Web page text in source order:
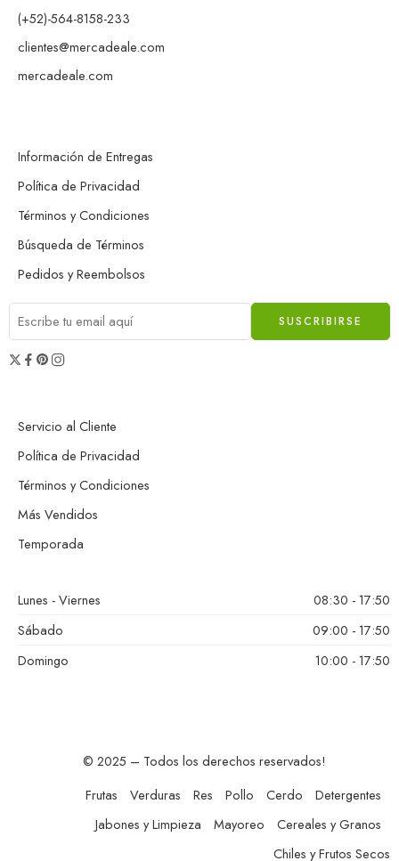
(+52)-564-8158-233
clientes@mercadeale.com
mercadeale.com
Información de Entregas
Política de Privacidad
Términos y Condiciones
Búsqueda de Términos
Pedidos y Reembolsos
Servicio al Cliente
Política de Privacidad
Términos y Condiciones
Más Vendidos
Temporada
Lunes - Viernes
08:30 - 17:50
Sábado
09:00 - 17:50
Domingo
10:00 - 17:50
© 2025 – Todos los derechos reservados!
Frutas
Verduras Res Pollo Cerdo
Detergentes
Jabones y Limpieza
Mayoreo
Cereales y Granos
Chiles y Frutos Secos